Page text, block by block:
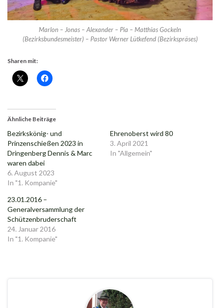
Marlon – Jonas – Alexander – Pia – Matthias Gockeln
(Bezirksbundesmeister) – Pastor Werner Lütkefend (Bezirkspräses)
Sharen mit:
Ähnliche Beiträge
Bezirkskönig- und
Prinzenschießen 2023 in
Dringenberg Dennis & Marc
waren dabei
6. August 2023
In "1. Kompanie"
Ehrenoberst wird 80
3. April 2021
In "Allgemein"
23.01.2016 –
Generalversammlung der
Schützenbruderschaft
24. Januar 2016
In "1. Kompanie"